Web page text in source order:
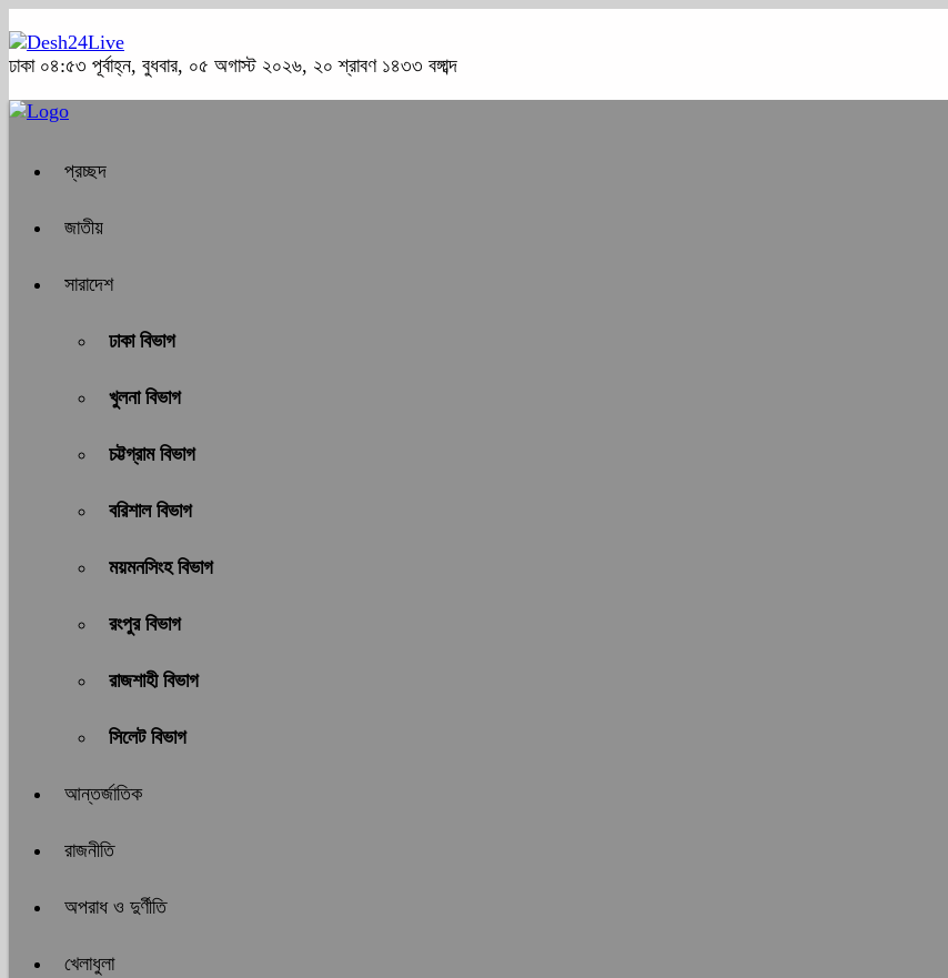
ঢাকা ০৪:৫৩ পূর্বাহ্ন, বুধবার, ০৫ অগাস্ট ২০২৬, ২০ শ্রাবণ ১৪৩৩ বঙ্গাব্দ
প্রচ্ছদ
জাতীয়
সারাদেশ
ঢাকা বিভাগ
খুলনা বিভাগ
চট্টগ্রাম বিভাগ
বরিশাল বিভাগ
ময়মনসিংহ বিভাগ
রংপুর বিভাগ
রাজশাহী বিভাগ
সিলেট বিভাগ
আন্তর্জাতিক
রাজনীতি
অপরাধ ও দুর্ণীতি
খেলাধুলা